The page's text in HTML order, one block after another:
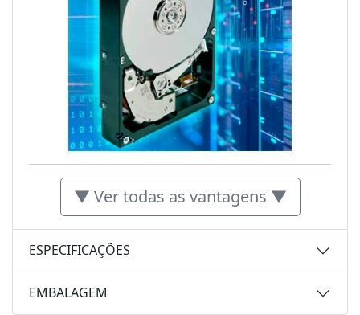
▼ Ver todas as vantagens ▼
ESPECIFICAÇÕES
EMBALAGEM